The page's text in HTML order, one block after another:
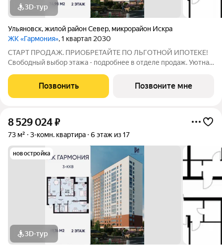
3D-тур
Ульяновск,жилой район Север, микрорайон Искра
ЖК «Гармония», 1 квартал 2030
СТАРТ ПРОДАЖ. ПРИОБРЕТАЙТЕ ПО ЛЬГОТНОЙ ИПОТЕКЕ!
Свободный выбор этажа - подробнее в отделе продаж. Уютная
тех, кто ценит комфорт и функциональность: продуманная
Позвонить Позвоните мне
8 529 024₽
73 м² 3-комн. квартира 6 этаж из 17
новостройка
3D-тур